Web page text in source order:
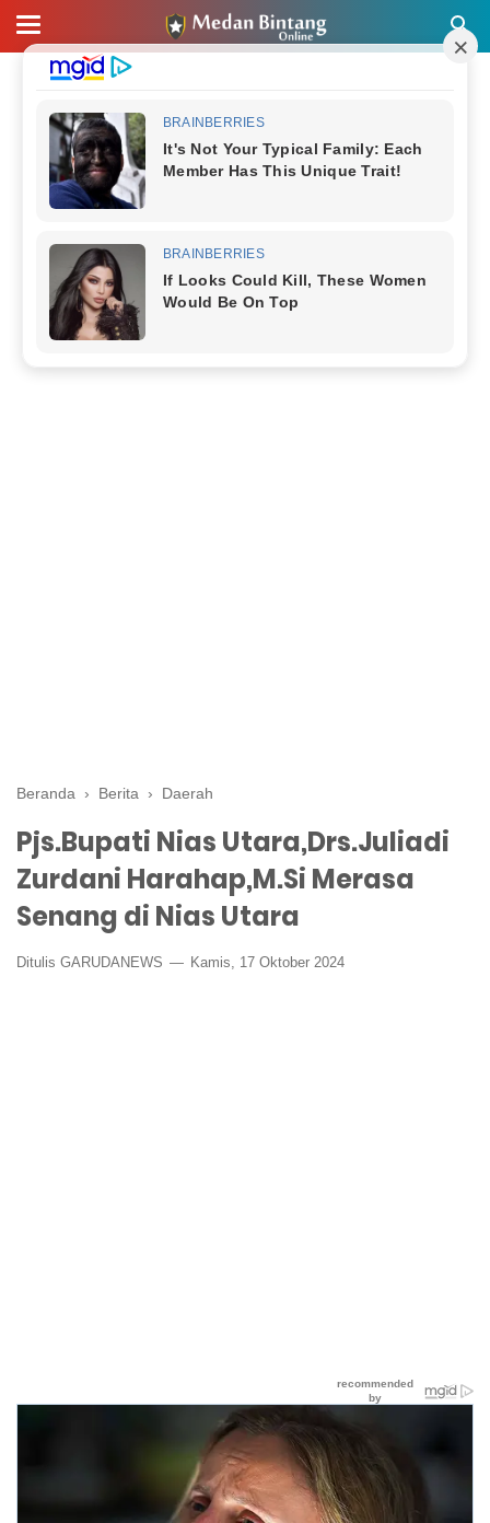
Beranda › Berita › Daerah
Pjs.Bupati Nias Utara,Drs.Juliadi
Zurdani Harahap,M.Si Merasa
Senang di Nias Utara
Ditulis GARUDANEWS Kamis, 17 Oktober 2024